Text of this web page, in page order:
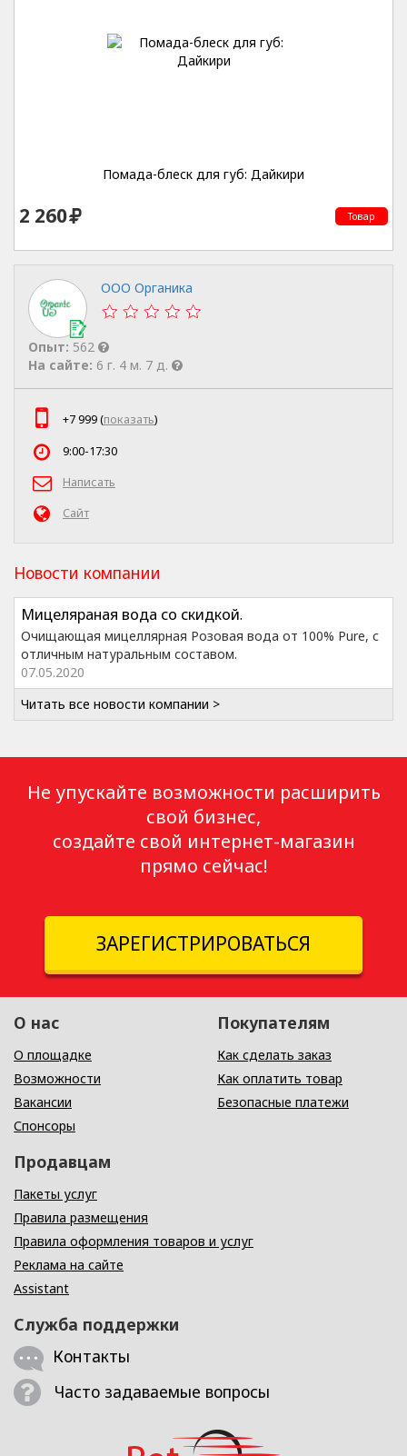
Помада-блеск для губ: Дайкири
2 260 Товар
ООО Органика
Опыт: 562
На сайте: 6 г. 4 м. 7 д.
+7 999 (показать)
9:00-17:30
Написать
Сайт
Новости компании
Мицеляраная вода со скидкой.
Очищающая мицеллярная Розовая вода от 100% Pure, с
отличным натуральным составом.
07.05.2020
Читать все новости компании >
Не упускайте возможности расширить
свой бизнес,
создайте свой интернет-магазин
прямо сейчас!
ЗАРЕГИСТРИРОВАТЬСЯ
О нас
О площадке
Возможности
Вакансии
Спонсоры
Покупателям
Как сделать заказ
Как оплатить товар
Безопасные платежи
Продавцам
Пакеты услуг
Правила размещения
Правила оформления товаров и услуг
Реклама на сайте
Assistant
Служба поддержки
Контакты
Часто задаваемые вопросы